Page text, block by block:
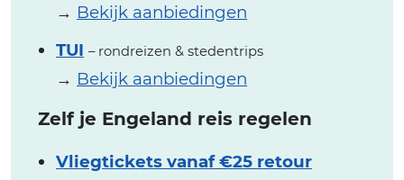
→ Bekijk aanbiedingen
TUI – rondreizen & stedentrips
→ Bekijk aanbiedingen
Zelf je Engeland reis regelen
Vliegtickets vanaf €25 retour